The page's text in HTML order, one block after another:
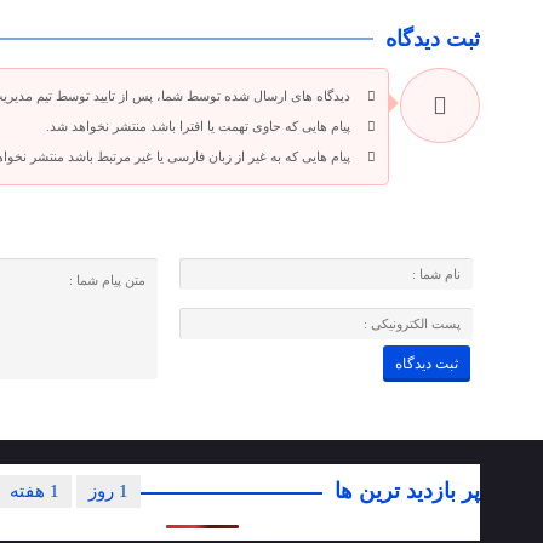
ثبت دیدگاه
دیدگاه های ارسال شده توسط شما، پس از تایید توسط تیم
پیام هایی که حاوی تهمت یا افترا باشد منتشر نخواهد شد.
پیام هایی که به غیر از زبان فارسی یا غیر مرتبط باشد منتشر
پر بازدید ترین ها 1 هفته 1 روز